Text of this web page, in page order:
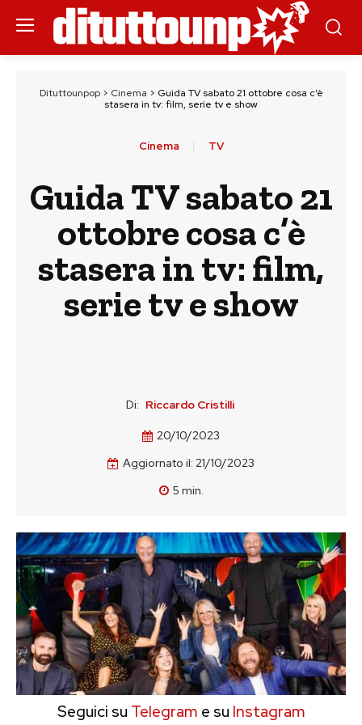
Dituttounpop> Cinema > Guida TV sabato 21 ottobre cosa c’è
stasera in tv: film, serie tv e show
Cinema TV
Guida TV sabato 21
ottobre cosa c’è
stasera in tv: film,
serie tv e show
Di: Riccardo Cristilli
20/10/2023
Aggiornato il: 21/10/2023
5 min.
Seguici su Telegram e su Instagram